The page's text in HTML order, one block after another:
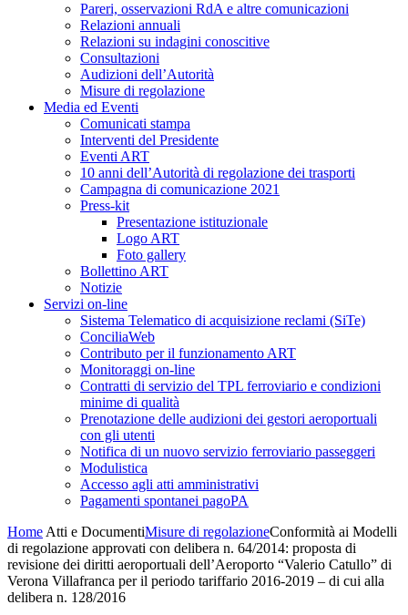
Pareri, osservazioni RdA e altre comunicazioni
Relazioni annuali
Relazioni su indagini conoscitive
Consultazioni
Audizioni dell’Autorità
Misure di regolazione
Media ed Eventi
Comunicati stampa
Interventi del Presidente
Eventi ART
10 anni dell’Autorità di regolazione dei trasporti
Campagna di comunicazione 2021
Press-kit
Presentazione istituzionale
Logo ART
Foto gallery
Bollettino ART
Notizie
Servizi on-line
Sistema Telematico di acquisizione reclami (SiTe)
ConciliaWeb
Contributo per il funzionamento ART
Monitoraggi on-line
Contratti di servizio del TPL ferroviario e condizioni
minime di qualità
Prenotazione delle audizioni dei gestori aeroportuali
con gli utenti
Notifica di un nuovo servizio ferroviario passeggeri
Modulistica
Accesso agli atti amministrativi
Pagamenti spontanei pagoPA
Home Atti e DocumentiMisure di regolazioneConformità ai Modelli
di regolazione approvati con delibera n. 64/2014: proposta di
revisione dei diritti aeroportuali dell’Aeroporto “Valerio Catullo” di
Verona Villafranca per il periodo tariffario 2016-2019 – di cui alla
delibera n. 128/2016